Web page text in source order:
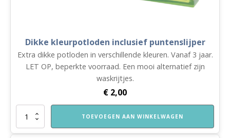
Dikke kleurpotloden inclusief puntenslijper
Extra dikke potloden in verschillende kleuren. Vanaf 3 jaar.
LET OP, beperkte voorraad. Een mooi alternatief zijn
waskrijtjes.
€ 2,00
Dikke
inclusief
TOEVOEGEN AAN WINKELWAGEN